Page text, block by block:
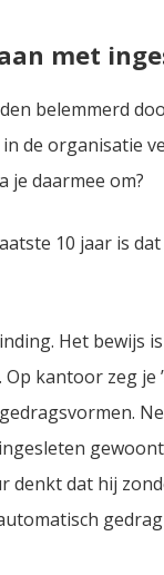
met
belemmerd
de organisatie
je daarmee om?
10 jaar is
Het bewijs
kantoor zeg je
denkt dat hij